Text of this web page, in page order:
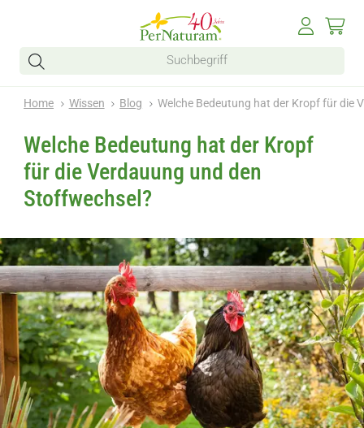
Home Wissen Blog Welche Bedeutung hat der Kropf für die
Welche Bedeutung hat der Kropf
für die Verdauung und den
Stoffwechsel?